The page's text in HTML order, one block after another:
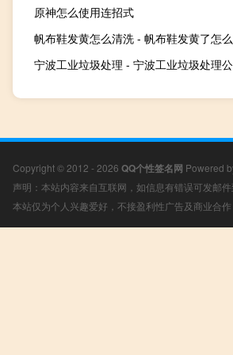
原神怎么使用连招式
帆布鞋发黄怎么清洗 - 帆布鞋发黄了怎
宁波工业垃圾处理 - 宁波工业垃圾处理
Copyright © 2012 - 2026 QQ个性签名网 Powered
声明：本站内容来自互联网，如信息有错误可发邮
本站仅为个人兴趣爱好，不接盈利性广告及商业合作